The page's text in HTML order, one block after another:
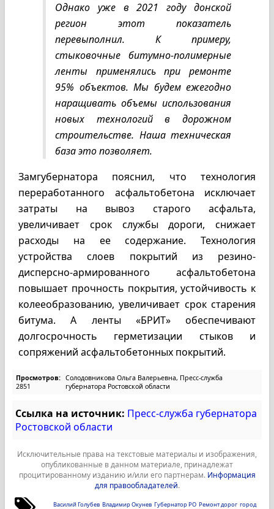
Однако уже в 2021 году донской
регион этот показатель
перевыполнил. К примеру,
стыковочные битумно-полимерные
ленты применялись при ремонте
95% объектов. Мы будем ежегодно
наращивать объемы использования
новых технологий в дорожном
строительстве. Наша техническая
база это позволяет.
Замгубернатора пояснил, что технология
переработанного асфальтобетона исключает
затраты на вывоз старого асфальта,
увеличивает срок службы дороги, снижает
расходы на ее содержание. Технология
устройства слоев покрытий из резино-
дисперсно-армированного асфальтобетона
повышает прочность покрытия, устойчивость к
колееобразованию, увеличивает срок старения
битума. А ленты «БРИТ» обеспечивают
долгосрочность герметизации стыков и
сопряжений асфальтобетонных покрытий.
Просмотров:
2851
Солодовникова Ольга Валерьевна, Пресс-служба
губернатора Ростовской области
Ссылка на источник: Пресс-служба губернатора
Ростовской области
Исключительные права на текстовые материалы и изображения,
опубликованные в данном материале, принадлежат
процитированному изданию и/или его партнерам. Информация
для правообладателей.
Василий Голубев Владимир Окунев Губернатор РО Ремонт дорог город